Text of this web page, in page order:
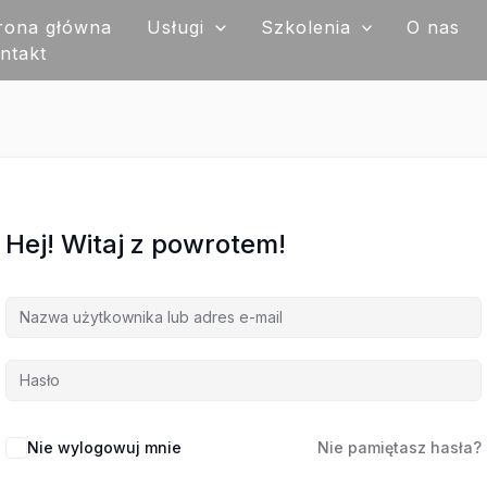
główna Usługi Szkolenia O nas
Hej! Witaj z powrotem!
Nie wylogowuj mnie Nie pamiętasz hasła?